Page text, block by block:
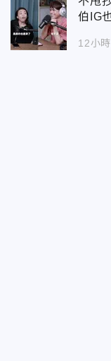
伯IG
12小